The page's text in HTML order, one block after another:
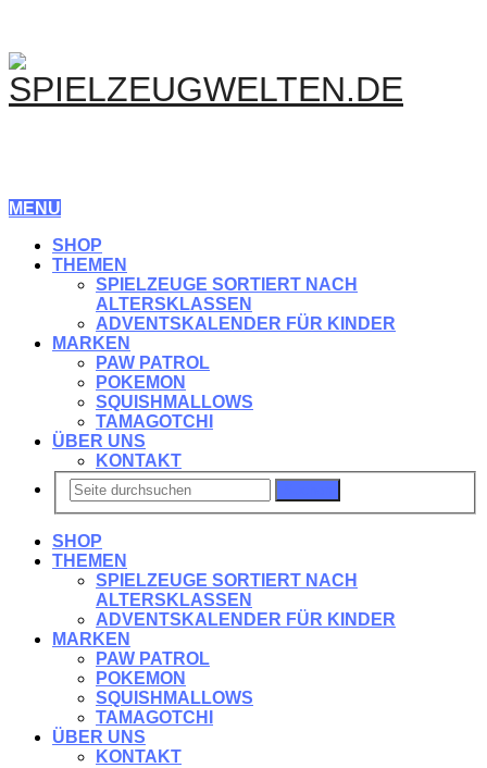
MENU
SHOP
THEMEN
SPIELZEUGE SORTIERT NACH
ALTERSKLASSEN
ADVENTSKALENDER FÜR KINDER
MARKEN
PAW PATROL
POKEMON
SQUISHMALLOWS
TAMAGOTCHI
ÜBER UNS
KONTAKT
SHOP
THEMEN
SPIELZEUGE SORTIERT NACH
ALTERSKLASSEN
ADVENTSKALENDER FÜR KINDER
MARKEN
PAW PATROL
POKEMON
SQUISHMALLOWS
TAMAGOTCHI
ÜBER UNS
KONTAKT